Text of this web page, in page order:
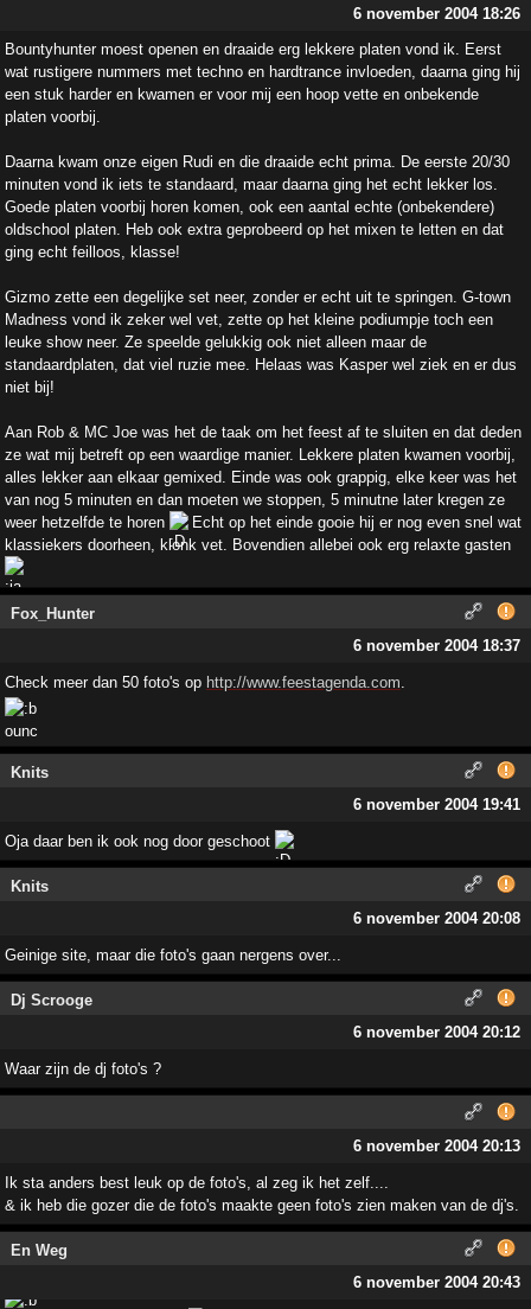
6 november 2004 18:26
Bountyhunter moest openen en draaide erg lekkere platen vond ik. Eerst
wat rustigere nummers met techno en hardtrance invloeden, daarna ging hij
een stuk harder en kwamen er voor mij een hoop vette en onbekende
platen voorbij.
Daarna kwam onze eigen Rudi en die draaide echt prima. De eerste 20/30
minuten vond ik iets te standaard, maar daarna ging het echt lekker los.
Goede platen voorbij horen komen, ook een aantal echte (onbekendere)
oldschool platen. Heb ook extra geprobeerd op het mixen te letten en dat
ging echt feilloos, klasse!
Gizmo zette een degelijke set neer, zonder er echt uit te springen. G-town
Madness vond ik zeker wel vet, zette op het kleine podiumpje toch een
leuke show neer. Ze speelde gelukkig ook niet alleen maar de
standaardplaten, dat viel ruzie mee. Helaas was Kasper wel ziek en er dus
niet bij!
Aan Rob & MC Joe was het de taak om het feest af te sluiten en dat deden
ze wat mij betreft op een waardige manier. Lekkere platen kwamen voorbij,
alles lekker aan elkaar gemixed. Einde was ook grappig, elke keer was het
van nog 5 minuten en dan moeten we stoppen, 5 minutne later kregen ze
weer hetzelfde te horen
Echt op het einde gooie hij er nog even snel wat
klassiekers doorheen, klonk vet. Bovendien allebei ook erg relaxte gasten
Fox_Hunter
6 november 2004 18:37
Check meer dan 50 foto's op http://www.feestagenda.com
Knits
6 november 2004 19:41
Oja daar ben ik ook nog door geschoot
Knits
6 november 2004 20:08
Geinige site, maar die foto's gaan nergens over...
Dj Scrooge
6 november 2004 20:12
Waar zijn de dj foto's ?
6 november 2004 20:13
Ik sta anders best leuk op de foto's, al zeg ik het zelf....
& ik heb die gozer die de foto's maakte geen foto's zien maken van de dj's.
En Weg
6 november 2004 20:43